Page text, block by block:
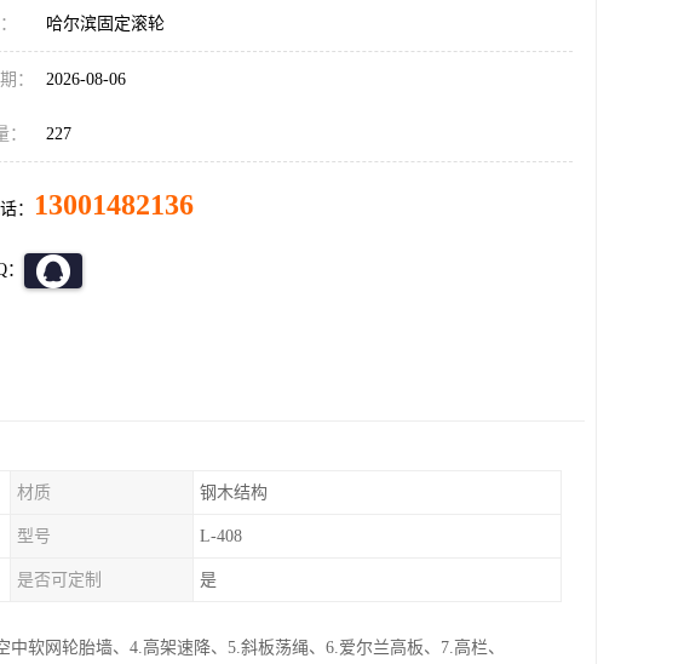
哈尔滨固定滚轮
： 2026-08-06
： 227
： 13001482136
材质 钢木结构
型号 L-408
是否可定制 是
软网轮胎墙、4.高架速降、5.斜板荡绳、6.爱尔兰高板、7.高栏、